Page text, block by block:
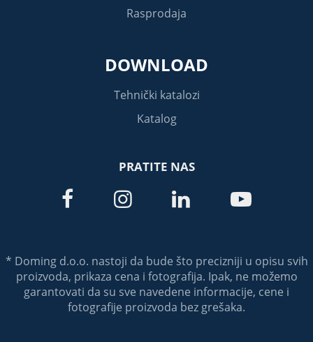
Rasprodaja
DOWNLOAD
Tehnički katalozi
Katalog
PRATITE NAS
   
* Doming d.o.o. nastoji da bude što precizniji u opisu svih
proizvoda, prikaza cena i fotografija. Ipak, ne možemo
garantovati da su sve navedene informacije, cene i
fotografije proizvoda bez grešaka.